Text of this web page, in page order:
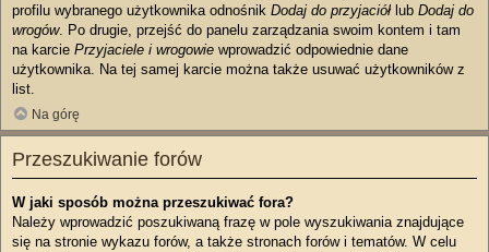
profilu wybranego użytkownika odnośnik Dodaj do przyjaciółlub Dodaj do
wrogów. Po drugie, przejść do panelu zarządzania swoim kontem i tam
na karcie Przyjaciele i wrogowie wprowadzić odpowiednie dane
użytkownika. Na tej samej karcie można także usuwać użytkowników z
list.
Na górę
Przeszukiwanie forów
W jaki sposób można przeszukiwać fora?
Należy wprowadzić poszukiwaną frazę w pole wyszukiwania znajdujące
się na stronie wykazu forów, a także stronach forów i tematów. W celu